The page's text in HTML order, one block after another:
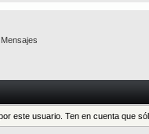
Mensajes
este usuario. Ten en cuenta que